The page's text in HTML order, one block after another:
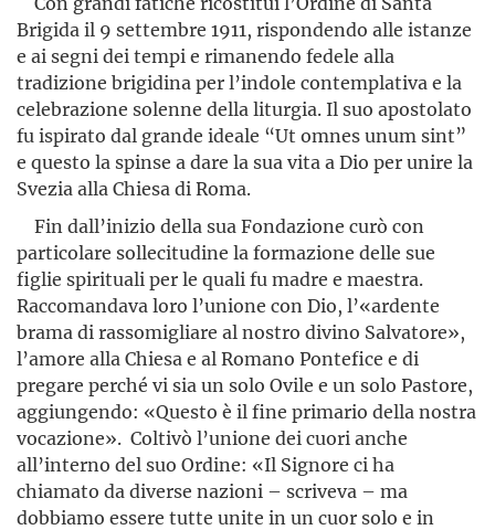
Brigida il 9 settembre 1911, rispondendo alle istanze
e ai segni dei tempi e rima­nendo fedele alla
tradizione brigi­dina per l’indole contemplativa e la
celebrazione solenne della liturgia. Il suo apostolato
fu ispirato dal grande ideale “Ut omnes unum sint”
e questo la spinse a dare la sua vita a Dio per unire la
Svezia alla Chiesa di Roma.
Fin dall’inizio della sua Fondazione curò con
particolare sollecitudine la formazione delle sue
figlie spirituali per le quali fu madre e maestra.
Raccomandava loro l’unione con Dio, l’«ardente
brama di rassomigliare al nostro divino Salvatore»,
l’amore alla Chiesa e al Romano Pontefice e di
pregare perché vi sia un solo Ovile e un solo Pastore,
aggiungendo: «Questo è il fine primario della nostra
vocazione». Coltivò l’unione dei cuori anche
all’interno del suo Ordine: «Il Signore ci ha
chiamato da diverse nazioni – scriveva – ma
dobbiamo essere tutte unite in un cuor solo e in